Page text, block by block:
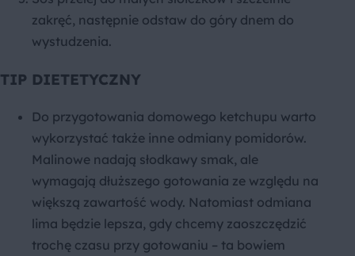
zakręć, następnie odstaw do góry dnem do
wystudzenia.
TIP DIETETYCZNY
Do przygotowania domowego ketchupu warto
wykorzystać także inne odmiany pomidorów.
Malinowe nadają słodkawy smak, ale
wymagają dłuższego gotowania ze względu na
większą zawartość wody. Natomiast odmiana
lima będzie lepsza, gdy chcemy zaoszczędzić
trochę czasu przy gotowaniu – ta bowiem